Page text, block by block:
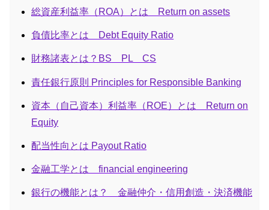
総資産利益率（ROA）とは Return on assets
負債比率とは Debt Equity Ratio
財務諸表とは？BS PL CS
責任銀行原則 Principles for Responsible Banking
資本（自己資本）利益率（ROE）とは Return on
Equity
配当性向とは Payout Ratio
金融工学とは financial engineering
銀行の機能とは？ 金融仲介・信用創造・決済機能